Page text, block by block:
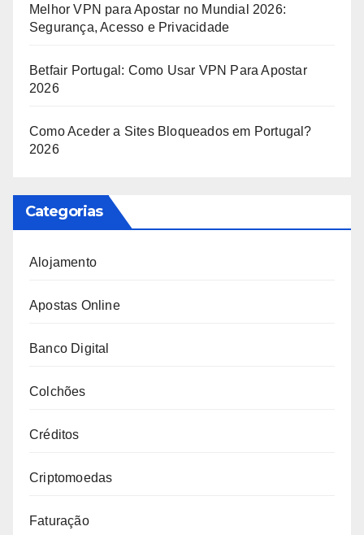
Melhor VPN para Apostar no Mundial 2026:
Segurança, Acesso e Privacidade
Betfair Portugal: Como Usar VPN Para Apostar
2026
Como Aceder a Sites Bloqueados em Portugal?
2026
Categorias
Alojamento
Apostas Online
Banco Digital
Colchões
Créditos
Criptomoedas
Faturação